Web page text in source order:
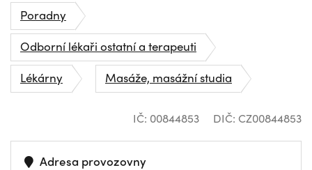
Poradny
Odborní lékaři ostatní a terapeuti
Lékárny
Masáže, masážní studia
IČ: 00844853 DIČ: CZ00844853
Adresa provozovny